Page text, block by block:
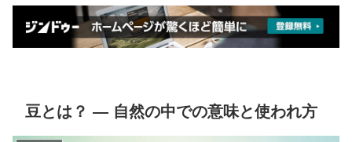
豆とは？ ― 自然の中での意味と使われ方